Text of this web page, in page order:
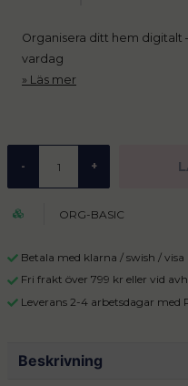
Organisera ditt hem digitalt
vardag
Läs mer
- +
ORG-BASIC
Betala med klarna / swish / visa
Fri frakt över 799 kr eller vid
Leverans 2-4 arbetsdagar med
Beskrivning